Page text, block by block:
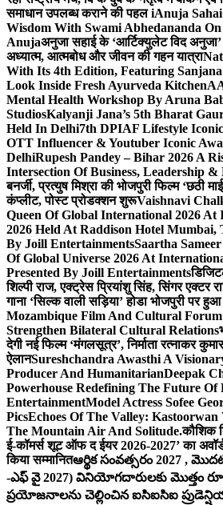
समाधान उपलब्ध कराने की पहल iAnuja
Wisdom With Swami Abhedananda
Anujaअनुजा सहाई के ‘आर्टिक्युलेट विद
अध्यात्म, आत्मबोध और जीवन की गहन यात्रा
With Its 4th Edition, Featuring
Look Inside Fresh Ayurveda Kitchen
Mental Health Workshop By Aruna
StudiosKalyanji Jana’s 5th Bharat
Held In Delhi7th DPIAF Lifestyle
OTT Influencer & Youtuber Iconic
DelhiRupesh Pandey – Bihar 2026 A
Intersection Of Business, Leadership &
बनर्जी, प्रत्युष मिश्रा की भोजपुरी फिल्म ‘छठी
कंप्लीट, पोस्ट प्रोडक्शन शुरूVaishnavi
Queen Of Global International 2026
2026 Held At Raddison Hotel Mumbai,
By Joill EntertainmentsSaartha
Of Global Universe 2026 At
Presented By Joill Entertainments
शिल्पी राज, एक्ट्रेस प्रियांशु सिंह, सिंगर एक्टर
गाना ‘सिल्क वाली सड़िया’ होडा भोजपुरी पर
Mozambique Film And Cultural
Strengthen Bilateral Cultural Relations
देगी नई फिल्म ‘मंगलसूत्र’, निर्माता रत्नाकर
ऐलानSureshchandra Awasthi A
Producer And HumanitarianDeepak
Powerhouse Redefining The Future Of
EntertainmentModel Actress Sofee
PicsEchoes Of The Valley:
The Mountain Air And Solitude.कौशिक
ई-कॉमर्स शूट ऑफ द ईयर 2026-2027’ का
किया सम्मानितఆర్థిక సంవత్సరం 2027 ,
-ఎఫ్ వై 2027) వినియోగదారులకు మొత్తం రూ.
ప్రయోజనాలను చెల్లించిన ఐసిఐసిఐ